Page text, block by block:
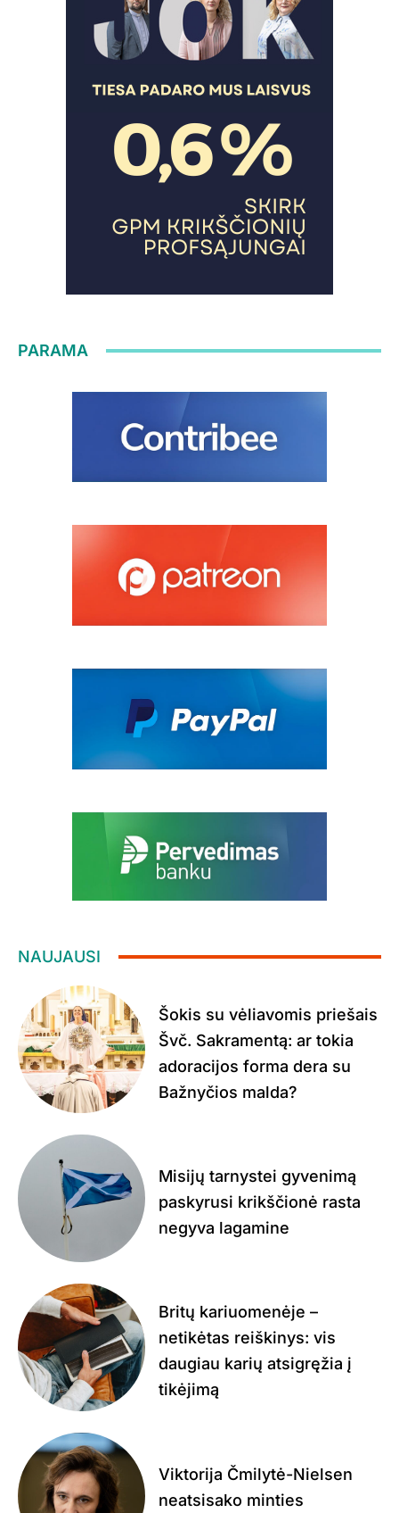
PARAMA
NAUJAUSI
Šokis su vėliavomis priešais
Švč. Sakramentą: ar tokia
adoracijos forma dera su
Bažnyčios malda?
Misijų tarnystei gyvenimą
paskyrusi krikščionė rasta
negyva lagamine
Britų kariuomenėje –
netikėtas reiškinys: vis
daugiau karių atsigręžia į
tikėjimą
Viktorija Čmilytė-Nielsen
neatsisako minties